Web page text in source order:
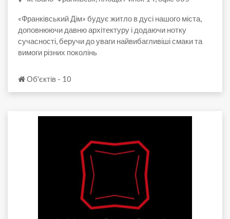
«Франківський Дім» будує житло в дусі нашого міста,
доповнюючи давню архітектуру і додаючи нотку
сучасності, беручи до уваги найвибагливіші смаки та
вимоги різних поколінь
Об'єктів - 10